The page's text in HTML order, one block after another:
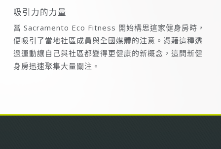
吸引力的力量
當 Sacramento Eco Fitness 開始構思這家健身房時，
便吸引了當地社區成員與全國媒體的注意。憑藉這種透
過運動讓自己與社區都變得更健康的新概念，這間新健
身房迅速聚集大量關注。